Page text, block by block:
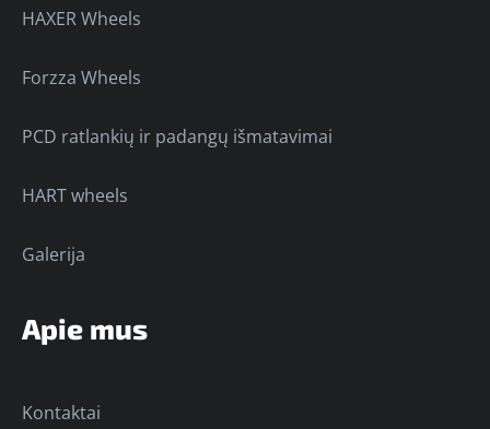
HAXER Wheels
Forzza Wheels
PCD ratlankių ir padangų išmatavimai
HART wheels
Galerija
Apie mus
Kontaktai